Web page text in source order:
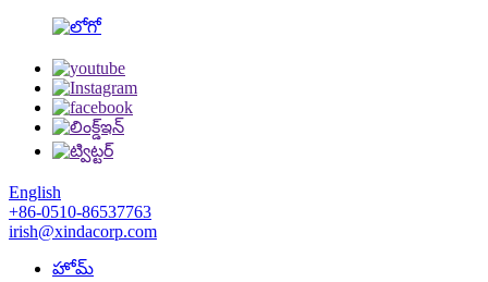
English
+86-0510-86537763
irish@xindacorp.com
హోమ్